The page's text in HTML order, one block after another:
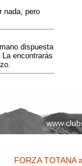
nada, pero
dispuesta
encontrarás
FORZA TOTANA